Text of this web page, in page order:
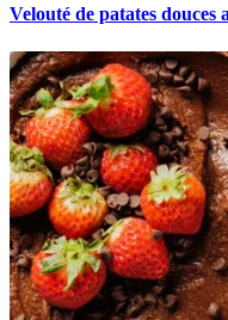
Velouté de patates douces